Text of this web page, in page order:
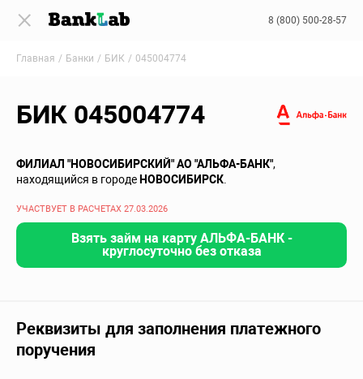
8 (800) 500-28-57
Главная Банки БИК 045004774
БИК 045004774
ФИЛИАЛ "НОВОСИБИРСКИЙ" АО "АЛЬФА-БАНК",
находящийся в городе НОВОСИБИРСК
УЧАСТВУЕТ В РАСЧЕТАХ 27.03.2026
Взять займ на карту АЛЬФА-БАНК -
круглосуточно без отказа
Реквизиты для заполнения платежного
поручения